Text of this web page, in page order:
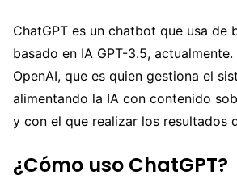
ChatGPT es un chatbot que usa de
basado en IA GPT-3.5,
OpenAI, que es quien gestiona el
alimentando la IA con contenido
y con el que realizar los resultados
¿Cómo uso ChatGPT?